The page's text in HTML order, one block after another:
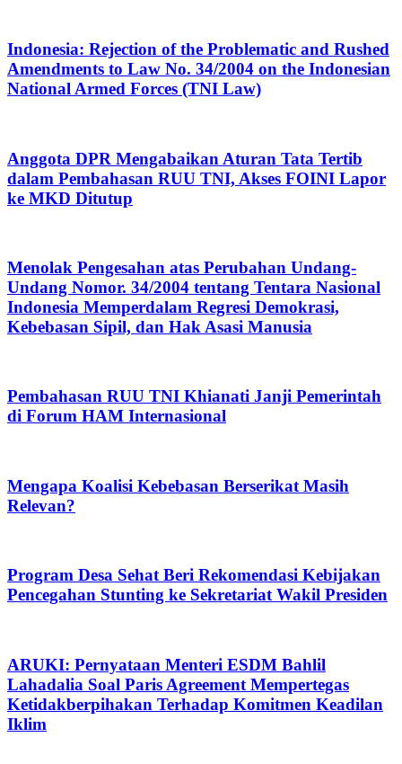
Indonesia: Rejection of the Problematic and Rushed
Amendments to Law No. 34/2004 on the Indonesian
National Armed Forces (TNI Law)
Anggota DPR Mengabaikan Aturan Tata Tertib
dalam Pembahasan RUU TNI, Akses FOINI Lapor
ke MKD Ditutup
Menolak Pengesahan atas Perubahan Undang-
Undang Nomor. 34/2004 tentang Tentara Nasional
Indonesia Memperdalam Regresi Demokrasi,
Kebebasan Sipil, dan Hak Asasi Manusia
Pembahasan RUU TNI Khianati Janji Pemerintah
di Forum HAM Internasional
Mengapa Koalisi Kebebasan Berserikat Masih
Relevan?
Program Desa Sehat Beri Rekomendasi Kebijakan
Pencegahan Stunting ke Sekretariat Wakil Presiden
ARUKI: Pernyataan Menteri ESDM Bahlil
Lahadalia Soal Paris Agreement Mempertegas
Ketidakberpihakan Terhadap Komitmen Keadilan
Iklim